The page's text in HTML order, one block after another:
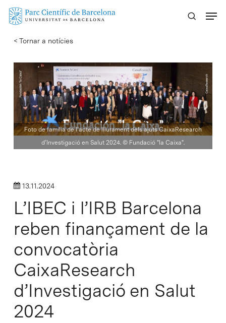
Skip
content
< Tornar a notícies
Foto de família de l’acte de lliurament dels ajuts CaixaResearch
d’Investigació en Salut 2024. © Fundació "la Caixa".
13.11.2024
L’IBEC i l’IRB Barcelona
reben finançament de la
convocatòria
CaixaResearch
d’Investigació en Salut
2024